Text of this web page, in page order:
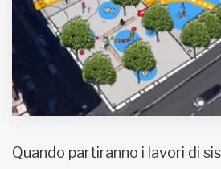
Quando partiranno i lavori di